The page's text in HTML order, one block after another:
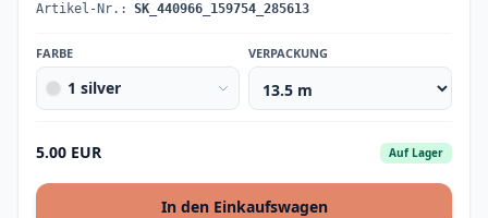
Artikel-Nr.: SK_440966_159754_285613
FARBE
1 silver
VERPACKUNG
5.00 EUR Auf Lager
In den Einkaufswagen